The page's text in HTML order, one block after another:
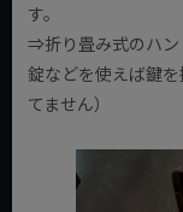
す。
⇒折り畳み式のハン
錠などを使えば鍵
てません）